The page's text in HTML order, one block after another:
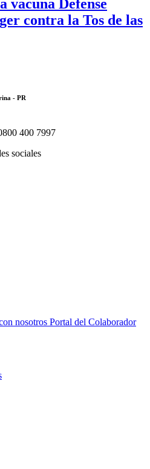
vacuna Defense
contra la Tos de las
- PR
400 7997
sociales
nosotros Portal del Colaborador